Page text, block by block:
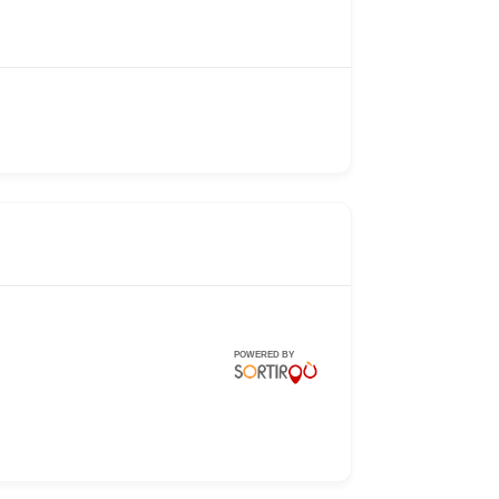
POWERED BY